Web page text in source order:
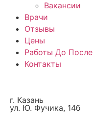
Вакансии
Врачи
Отзывы
Цены
Работы До После
Контакты
г. Казань
ул. Ю. Фучика, 14б